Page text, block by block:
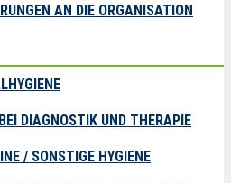
AN DIE ORGANISATION
DIAGNOSTIK UND THERAPIE
/ SONSTIGE HYGIENE